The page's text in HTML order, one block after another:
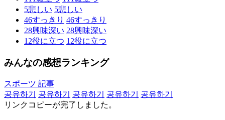
5悲しい 5悲しい
46すっきり 46すっきり
28興味深い 28興味深い
12役に立つ 12役に立つ
みんなの感想ランキング
スポーツ 記事
공유하기
공유하기 공유하기 공유하기
공유하기
リンクコピーが完了しました。